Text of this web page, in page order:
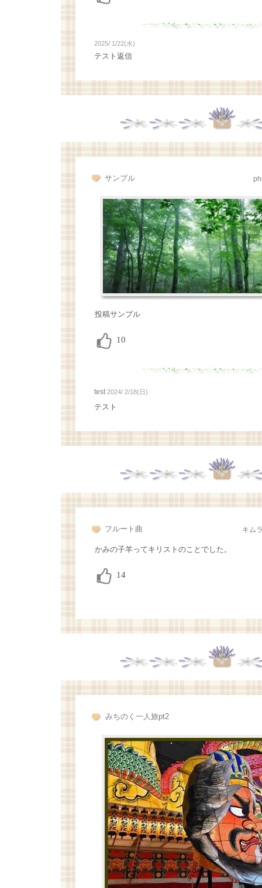
2025/ 1/22(水)
テスト返信
サンプル
投稿サンプル
test2024/ 2/18(日)
テスト
フルート曲 キム
かみの子羊ってキリストのことでした。
みちのく一人旅pt2